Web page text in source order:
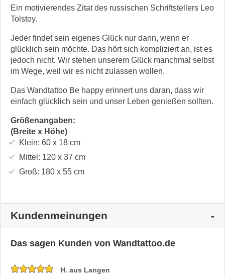
Ein motivierendes Zitat des russischen Schriftstellers Leo
Tolstoy.
Jeder findet sein eigenes Glück nur dann, wenn er
glücklich sein möchte. Das hört sich kompliziert an, ist es
jedoch nicht. Wir stehen unserem Glück manchmal selbst
im Wege, weil wir es nicht zulassen wollen.
Das Wandtattoo Be happy erinnert uns daran, dass wir
einfach glücklich sein und unser Leben genießen sollten.
Größenangaben:
(Breite x Höhe)
Klein: 60 x 18cm
Mittel: 120 x 37 cm
Groß: 180 x 55cm
Kundenmeinungen
Das sagen Kunden von Wandtattoo.de
H. aus Langen